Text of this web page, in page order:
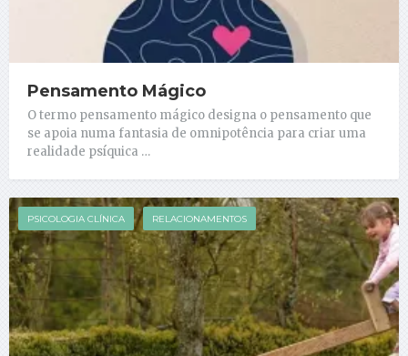
Pensamento Mágico
O termo pensamento mágico designa o pensamento que
se apoia numa fantasia de omnipotência para criar uma
realidade psíquica …
PSICOLOGIA CLÍNICA RELACIONAMENTOS